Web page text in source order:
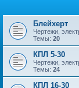
Блейхерт
Чертежи,
Темы: 20
КПЛ 5-30
Чертежи,
Темы: 24
КПЛ 16-30